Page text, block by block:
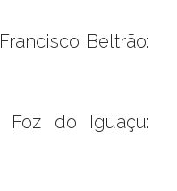
Beltrão:
Foz do Iguaçu: